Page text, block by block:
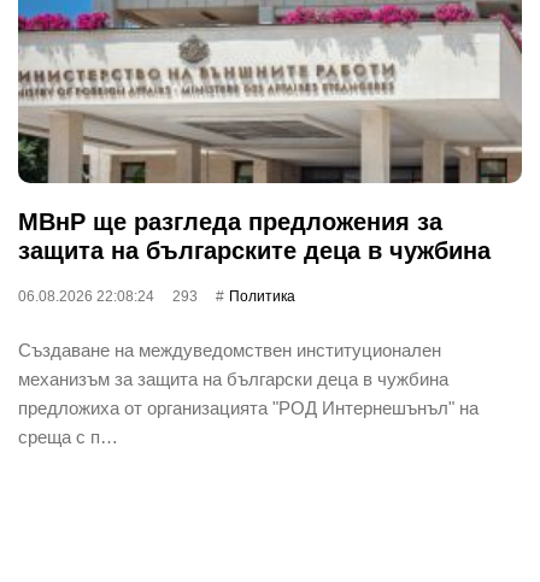
МВнР ще разгледа предложения за
защита на българските деца в чужбина
06.08.2026 22:08:24 293 Политика
Създаване на междуведомствен институционален
механизъм за защита на български деца в чужбина
предложиха от организацията "РОД Интернешънъл" на
среща с п…